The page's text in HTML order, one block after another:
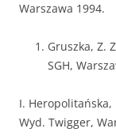
Warszawa 1994.
Gruszka, Z.
SGH,
I. Heropolitańska,
Wyd. Twigger,